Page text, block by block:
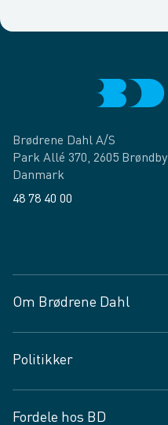
Brødrene Dahl A/S
Park Allé 370, 2605 Brøndby
Danmark
48 78 40 00
Om Brødrene Dahl
Vagttelefon 30 10 89 89
Spørgsmål og svar
Job og karriere
Politikker
Fordele hos BD